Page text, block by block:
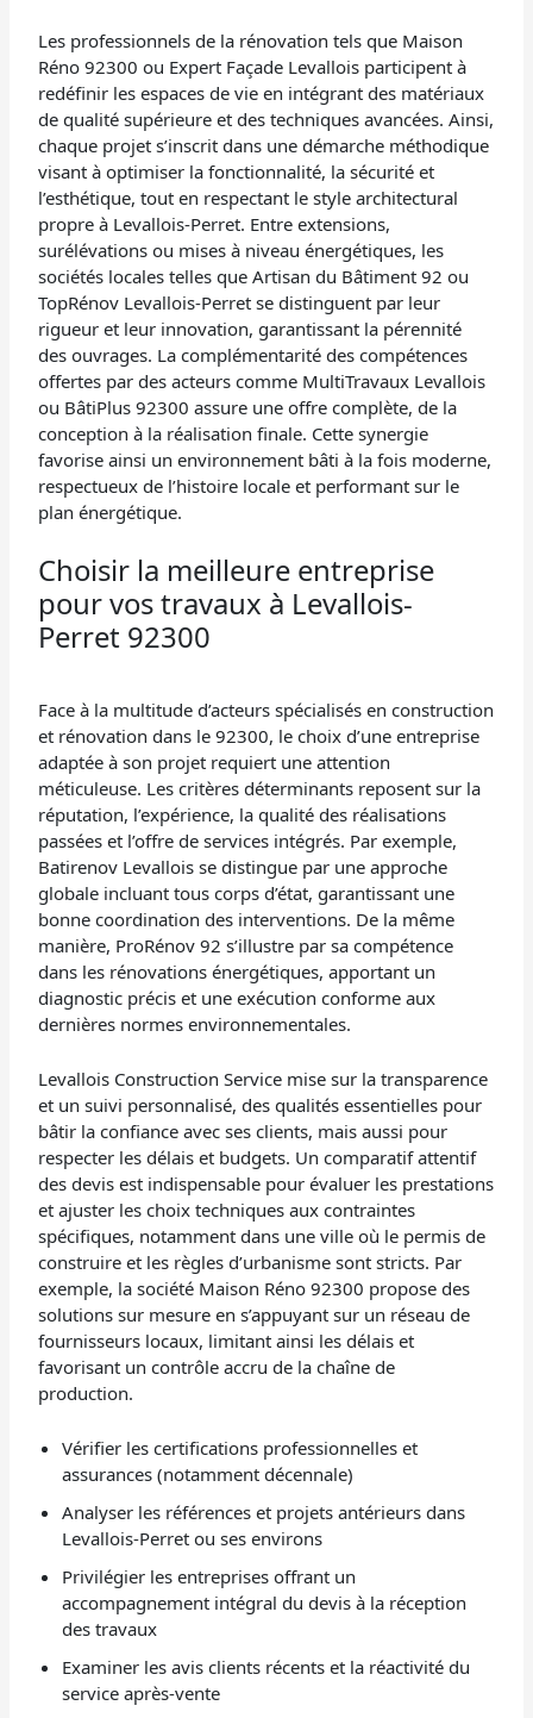
Les professionnels de la rénovation tels que Maison
Réno 92300 ou Expert Façade Levallois participent à
redéfinir les espaces de vie en intégrant des matériaux
de qualité supérieure et des techniques avancées. Ainsi,
chaque projet s’inscrit dans une démarche méthodique
visant à optimiser la fonctionnalité, la sécurité et
l’esthétique, tout en respectant le style architectural
propre à Levallois-Perret. Entre extensions,
surélévations ou mises à niveau énergétiques, les
sociétés locales telles que Artisan du Bâtiment 92 ou
TopRénov Levallois-Perret se distinguent par leur
rigueur et leur innovation, garantissant la pérennité
des ouvrages. La complémentarité des compétences
offertes par des acteurs comme MultiTravaux Levallois
ou BâtiPlus 92300 assure une offre complète, de la
conception à la réalisation finale. Cette synergie
favorise ainsi un environnement bâti à la fois moderne,
respectueux de l’histoire locale et performant sur le
plan énergétique.
Choisir la meilleure entreprise
pour vos travaux à Levallois-
Perret 92300
Face à la multitude d’acteurs spécialisés en construction
et rénovation dans le 92300, le choix d’une entreprise
adaptée à son projet requiert une attention
méticuleuse. Les critères déterminants reposent sur la
réputation, l’expérience, la qualité des réalisations
passées et l’offre de services intégrés. Par exemple,
Batirenov Levallois se distingue par une approche
globale incluant tous corps d’état, garantissant une
bonne coordination des interventions. De la même
manière, ProRénov 92 s’illustre par sa compétence
dans les rénovations énergétiques, apportant un
diagnostic précis et une exécution conforme aux
dernières normes environnementales.
Levallois Construction Service mise sur la transparence
et un suivi personnalisé, des qualités essentielles pour
bâtir la confiance avec ses clients, mais aussi pour
respecter les délais et budgets. Un comparatif attentif
des devis est indispensable pour évaluer les prestations
et ajuster les choix techniques aux contraintes
spécifiques, notamment dans une ville où le permis de
construire et les règles d’urbanisme sont stricts. Par
exemple, la société Maison Réno 92300 propose des
solutions sur mesure en s’appuyant sur un réseau de
fournisseurs locaux, limitant ainsi les délais et
favorisant un contrôle accru de la chaîne de
production.
Vérifier les certifications professionnelles et
assurances (notamment décennale)
Analyser les références et projets antérieurs dans
Levallois-Perret ou ses environs
Privilégier les entreprises offrant un
accompagnement intégral du devis à la réception
des travaux
Examiner les avis clients récents et la réactivité du
service après-vente